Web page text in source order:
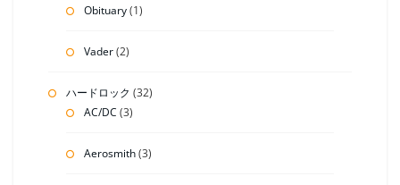
Obituary(1)
Vader(2)
ハードロック (32)
AC/DC (3)
Aerosmith(3)